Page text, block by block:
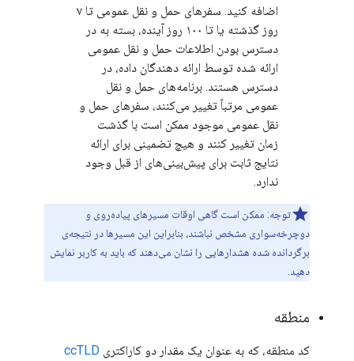
اضافه کنید. سفرهای حمل و نقل عمومی تا ۷
روز گذشته یا تا ۱۰۰ روز آینده، بسته به در
دسترس بودن اطلاعات حمل و نقل عمومی
ارائه شده توسط ارائه دهندگان داده، در
دسترس هستند. برنامه‌های حمل و نقل
عمومی مرتباً تغییر می‌کنند، سفرهای حمل و
نقل عمومی موجود ممکن است با گذشت
زمان تغییر کنند و هیچ تضمینی برای ارائه
نتایج ثابت برای پیش‌بینی‌های از قبل وجود
ندارد.
توجه: ممکن است گاهی اوقات مسیرهای پیاده‌روی و
دوچرخه‌سواری مشخص نباشند، بنابراین این مسیرها در نتیجه‌ی
برگردانده شده هشدارهایی را نشان می‌دهند که باید به کاربر نمایش
دهید.
منطقه
کد منطقه، که به عنوان یک مقدار دو کاراکتری ccTLD